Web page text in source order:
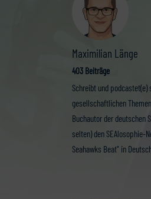
Maximilian Länge
403 Beiträge
Schreibt und
gesellschaftlichen
Buchautor der deutschen
selten) den SEAlosophie-
Seahawks Beat" in